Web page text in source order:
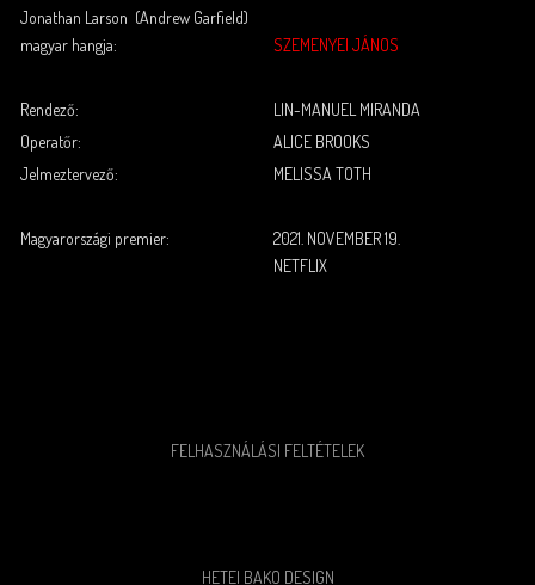
Jonathan Larson (Andrew Garfield)
magyar hangja:
SZEMENYEI JÁNOS
Rendező:
LIN-MANUEL MIRANDA
Operatőr:
ALICE BROOKS
Jelmeztervező:
MELISSA TOTH
Magyarországi premier:
2021. NOVEMBER 19.
NETFLIX
FELHASZNÁLÁSI FELTÉTELEK
HETEI BAKO DESIGN